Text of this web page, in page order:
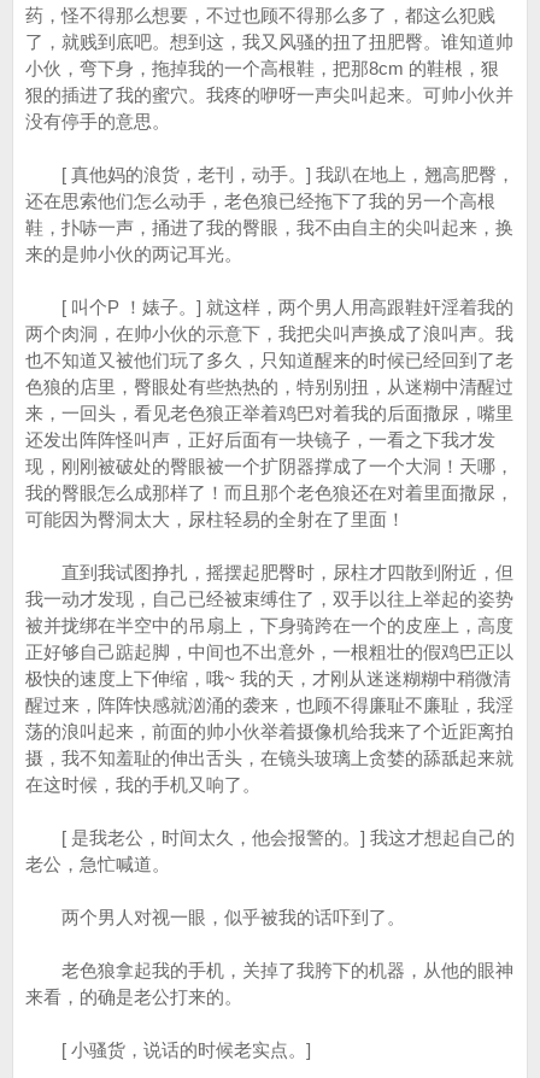
药，怪不得那么想要，不过也顾不得那么多了，都这么犯贱
了，就贱到底吧。想到这，我又风骚的扭了扭肥臀。谁知道帅
小伙，弯下身，拖掉我的一个高根鞋，把那8cm 的鞋根，狠
狠的插进了我的蜜穴。我疼的咿呀一声尖叫起来。可帅小伙并
没有停手的意思。
[ 真他妈的浪货，老刊，动手。] 我趴在地上，翘高肥臀，
还在思索他们怎么动手，老色狼已经拖下了我的另一个高根
鞋，扑哧一声，捅进了我的臀眼，我不由自主的尖叫起来，换
来的是帅小伙的两记耳光。
[ 叫个P ！婊子。] 就这样，两个男人用高跟鞋奸淫着我的
两个肉洞，在帅小伙的示意下，我把尖叫声换成了浪叫声。我
也不知道又被他们玩了多久，只知道醒来的时候已经回到了老
色狼的店里，臀眼处有些热热的，特别别扭，从迷糊中清醒过
来，一回头，看见老色狼正举着鸡巴对着我的后面撒尿，嘴里
还发出阵阵怪叫声，正好后面有一块镜子，一看之下我才发
现，刚刚被破处的臀眼被一个扩阴器撑成了一个大洞！天哪，
我的臀眼怎么成那样了！而且那个老色狼还在对着里面撒尿，
可能因为臀洞太大，尿柱轻易的全射在了里面！
直到我试图挣扎，摇摆起肥臀时，尿柱才四散到附近，但
我一动才发现，自己已经被束缚住了，双手以往上举起的姿势
被并拢绑在半空中的吊扇上，下身骑跨在一个的皮座上，高度
正好够自己踮起脚，中间也不出意外，一根粗壮的假鸡巴正以
极快的速度上下伸缩，哦~ 我的天，才刚从迷迷糊糊中稍微清
醒过来，阵阵快感就汹涌的袭来，也顾不得廉耻不廉耻，我淫
荡的浪叫起来，前面的帅小伙举着摄像机给我来了个近距离拍
摄，我不知羞耻的伸出舌头，在镜头玻璃上贪婪的舔舐起来就
在这时候，我的手机又响了。
[ 是我老公，时间太久，他会报警的。] 我这才想起自己的
老公，急忙喊道。
两个男人对视一眼，似乎被我的话吓到了。
老色狼拿起我的手机，关掉了我胯下的机器，从他的眼神
来看，的确是老公打来的。
[ 小骚货，说话的时候老实点。]